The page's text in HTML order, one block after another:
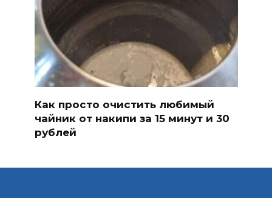
Как просто очистить любимый
чайник от накипи за 15 минут и 30
рублей